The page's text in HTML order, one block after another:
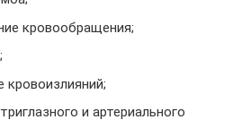
кровообращения;
кровоизлияний;
и артериального